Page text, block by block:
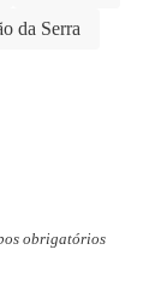
da Serra
obrigatórios